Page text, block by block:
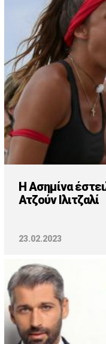
ΣΥΝΔΕΣΜΟΙ
Tv
Πρώτο
Style
Η Ασημίνα
Ατζούν Ιλιτζαλί
23.02.2023